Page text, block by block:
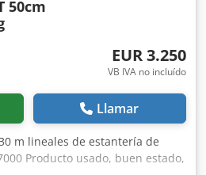
50cm
EUR 3.250
VB IVA no incluído
Llamar
m lineales de estantería de
Producto usado, buen estado,